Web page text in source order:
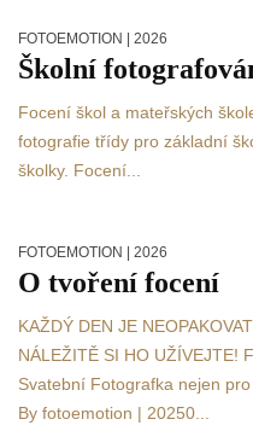
FOTOEMOTION | 2026
Školní
Focení škol a mateřských
fotografie třídy pro základní
školky. Focení...
FOTOEMOTION | 2026
O tvoření focení
KAŽDÝ DEN JE
NÁLEŽITĚ SI HO UŽÍVEJTE!
Svatební Fotografka nejen
By fotoemotion | 20250...